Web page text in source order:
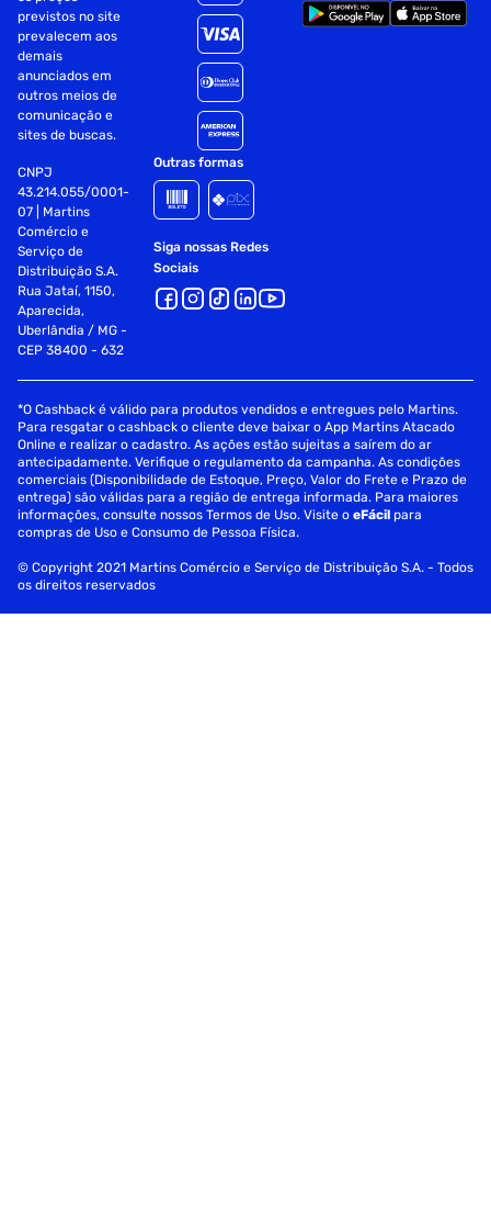
previstos no site
prevalecem aos
demais
anunciados em
outros meios de
comunicação e
sites de buscas.
CNPJ
43.214.055/0001-
07 | Martins
Comércio e
Serviço de
Distribuição S.A.
Rua Jataí, 1150,
Aparecida,
Uberlândia / MG -
CEP 38400 - 632
Outras formas
Siga nossas Redes
Sociais
*O Cashback é válido para produtos vendidos e entregues pelo Martins.
Para resgatar o cashback o cliente deve baixar o App Martins Atacado
Online e realizar o cadastro. As ações estão sujeitas a saírem do ar
antecipadamente. Verifique o regulamento da campanha. As condições
comerciais (Disponibilidade de Estoque, Preço, Valor do Frete e Prazo de
entrega) são válidas para a região de entrega informada. Para maiores
informações, consulte nossos Termos de Uso. Visite oeFácil para
compras de Uso e Consumo de Pessoa Física.
© Copyright 2021 Martins Comércio e Serviço de Distribuição S.A. - Todos
os direitos reservados